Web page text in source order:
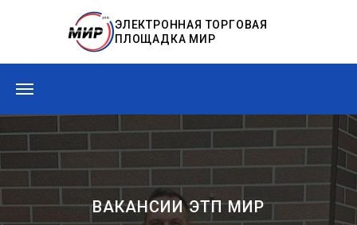
ЭЛЕКТРОННАЯ ТОРГОВАЯ
ПЛОЩАДКА МИР
ВАКАНСИИ ЭТП МИР